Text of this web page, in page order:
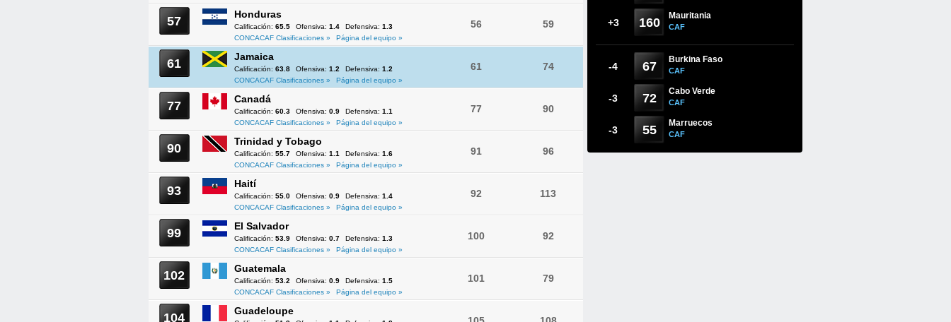
57 Honduras
Calificación: 65.5 Ofensiva: 1.4 Defensiva: 1.3
CONCACAF Clasificaciones »
Página del equipo »
56 59
61 Jamaica
Calificación: 63.8 Ofensiva: 1.2 Defensiva: 1.2
CONCACAF Clasificaciones »
Página del equipo »
61 74
77 Canadá
Calificación: 60.3 Ofensiva: 0.9 Defensiva: 1.1
CONCACAF Clasificaciones »
Página del equipo »
77 90
90 Trinidad y Tobago
Calificación: 55.7 Ofensiva: 1.1 Defensiva: 1.6
CONCACAF Clasificaciones »
Página del equipo »
91 96
93 Haití
Calificación: 55.0 Ofensiva: 0.9 Defensiva: 1.4
CONCACAF Clasificaciones »
Página del equipo »
92 113
99 El Salvador
Calificación: 53.9 Ofensiva: 0.7 Defensiva: 1.3
CONCACAF Clasificaciones »
Página del equipo »
100 92
102 Guatemala
Calificación: 53.2 Ofensiva: 0.9 Defensiva: 1.5
CONCACAF Clasificaciones »
Página del equipo »
101 79
104 Guadeloupe
+3 160 Mauritania
CAF
-4 67 Burkina Faso
CAF
-3 72 Cabo Verde
CAF
-3 55 Marruecos
CAF